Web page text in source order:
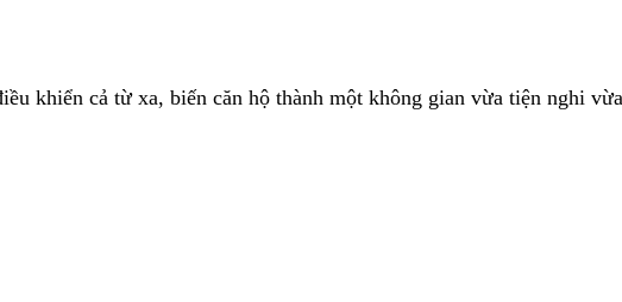
khiển cả từ xa, biến căn hộ thành một không gian vừa tiện nghi